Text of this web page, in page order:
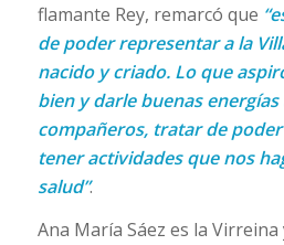
flamante Rey, remarcó que
de poder representar a la
nacido y criado. Lo que
bien y darle buenas
compañeros, tratar de
tener actividades que nos
salud”.
Ana María Sáez es la